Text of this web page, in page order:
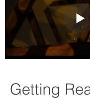
Getting